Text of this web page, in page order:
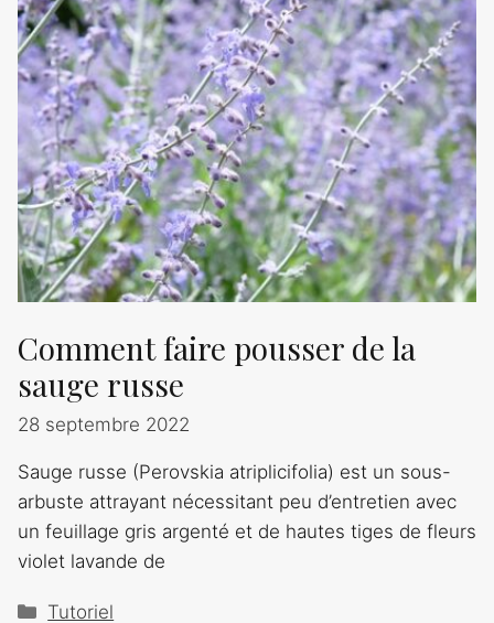
Comment faire pousser de la
sauge russe
28 septembre 2022
Sauge russe (Perovskia atriplicifolia) est un sous-
arbuste attrayant nécessitant peu d’entretien avec
un feuillage gris argenté et de hautes tiges de fleurs
violet lavande de
Catégories
Tutoriel